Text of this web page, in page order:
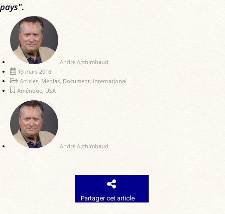
pays".
André Archimbaud
13 mars 2018
Articles, Médias, Document, International
Amérique, USA
André Archimbaud
Partager cet article